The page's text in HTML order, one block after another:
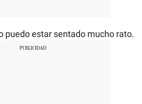
puedo estar sentado mucho rato.